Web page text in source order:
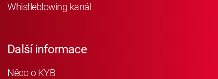
Whistleblowing kanál
Další informace
Něco o KYB